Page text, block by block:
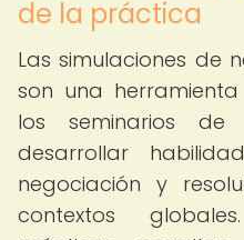
de la práctica
Las simulaciones de
son una
los seminarios
desarrollar
negociación y
contextos